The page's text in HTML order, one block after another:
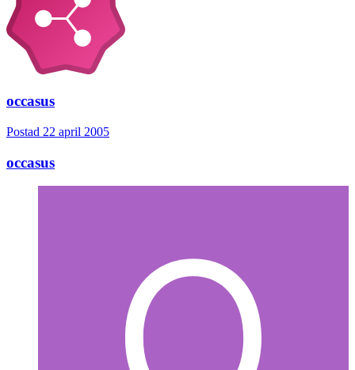
occasus
Postad 22 april 2005
occasus